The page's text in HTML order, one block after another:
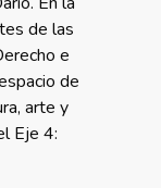
de las
e
de
arte y
Eje 4: